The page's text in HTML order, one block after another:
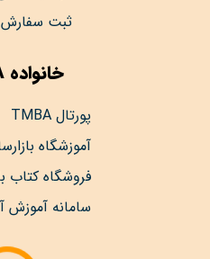
ثبت
خانواده TMBA
پورتال TMBA
آموزشگاه
فروشگاه کتاب
سامانه آموزش